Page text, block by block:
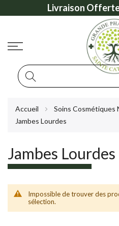
Livraison
Accueil Soins Cosmétiques
Jambes Lourdes
Jambes Lourdes
Impossible de trouver des
sélection.